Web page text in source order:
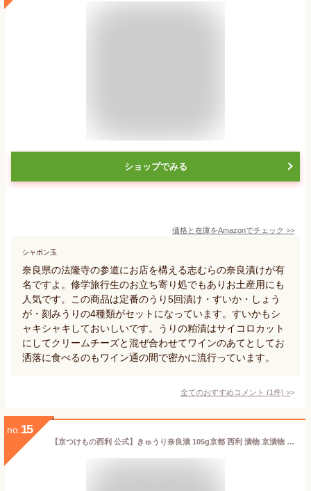
ショップでみる
価格と在庫をAmazonでチェック >>
シャボン玉
奈良県の法隆寺の参道にお店を構える志むらの奈良漬けが有
名ですよ。修学旅行生のお立ち寄り処でもありお土産用にも
人気です。この商品は定番のうり5回漬け・すいか・しょう
が・刻みうりの4種類がセットになっています。すいかもシ
ャキシャキしておいしいです。うりの粕漬はサイコロカット
にしてクリームチーズと混ぜ合わせてワインのあてとしてお
洒落に食べるのもワイン通の間で密かに流行っています。
全てのおすすめコメント (1件) >
no. 15
【京つけもの西利 公式】きゅうり奈良漬 105g京都 西利 漬物 京漬物 漬け物 お漬物 お土産 奈良漬け なら漬 粕漬け お茶漬け おつまみ ごはんのお供 胡瓜